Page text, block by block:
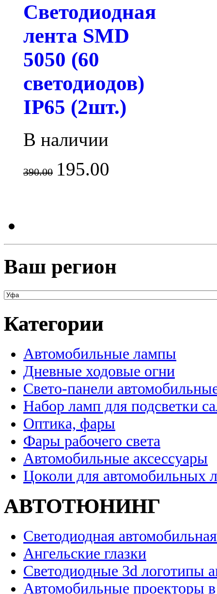
Светодиодная
лента SMD
5050 (60
светодиодов)
IP65 (2шт.)
В наличии
390.00 195.00
Ваш регион
Категории
Автомобильные лампы
Дневные ходовые огни
Свето-панели
Набор ламп для подсветки
Оптика, фары
Фары рабочего света
Автомобильные аксессуары
Цоколи для автомобильных
АВТОТЮНИНГ
Светодиодная
Ангельские глазки
Светодиодные 3d логотипы
Автомобильные проекторы